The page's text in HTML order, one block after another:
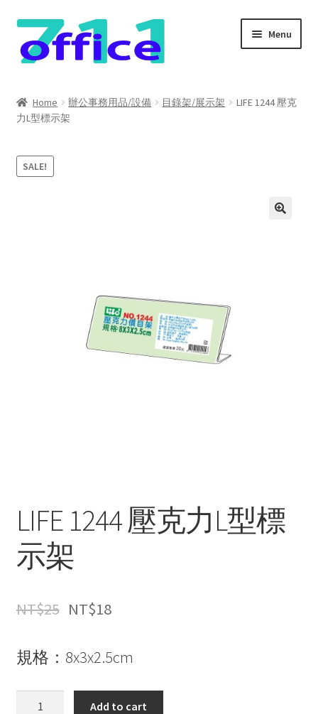
Skip
to
navigation
Skip
to
content
Menu
我的帳號
結帳
Home 辦公事務用品/設備 目錄架/展示架
LIFE 1244 壓克
力L型標示架
SALE!
LIFE 1244 壓克力L型標
示架
NT$25 NT$18
規格：8x3x2.5cm
Add to cart